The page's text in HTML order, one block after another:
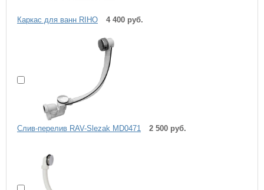
Каркас для ванн RIHO 4 400 руб.
Слив-перелив RAV-Slezak MD0471 2 500 руб.